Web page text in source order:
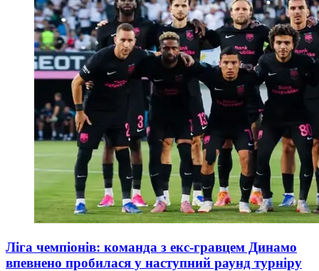
Ліга чемпіонів: команда з екс-гравцем Динамо
впевнено пробилася у наступний раунд турніру